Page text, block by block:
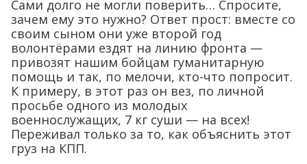
Сами долго не могли поверить… Спросите,
зачем ему это нужно? Ответ прост: вместе со
своим сыном они уже второй год
волонтёрами ездят на линию фронта —
привозят нашим бойцам гуманитарную
помощь и так, по мелочи, кто-что попросит.
К примеру, в этот раз он вез, по личной
просьбе одного из молодых
военнослужащих, 7 кг суши — на всех!
Переживал только за то, как объяснить этот
груз на КПП.